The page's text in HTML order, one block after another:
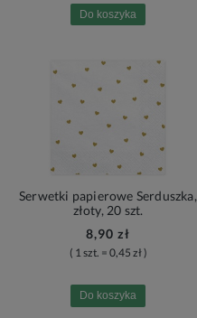
Do koszyka
Serwetki papierowe Serduszka,
złoty, 20 szt.
8,90 zł
( 1 szt. = 0,45 zł )
Do koszyka